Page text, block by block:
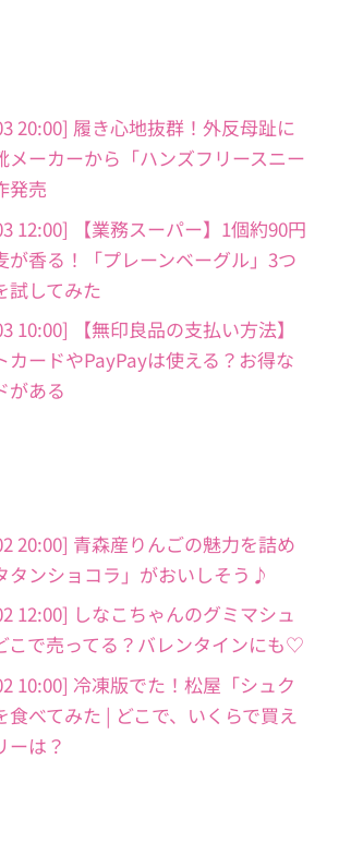
20:00] 履き心地抜群！外反母趾に
メーカーから「ハンズフリースニー
発売
12:00] 【業務スーパー】1個約90円
が香る！「プレーンベーグル」3つ
試してみた
10:00] 【無印良品の支払い方法】
カードやPayPayは使える？お得な
がある
20:00] 青森産りんごの魅力を詰め
タンショコラ」がおいしそう♪
12:00] しなこちゃんのグミマシュ
こで売ってる？バレンタインにも♡
10:00] 冷凍版でた！松屋「シュク
食べてみた | どこで、いくらで買え
ーは？